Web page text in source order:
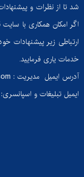
شد تا از نظرات و
اگر امکان همکاری با سایت
ارتباطی زیر پیشنهادات
خدمات یاری فرمایید.
آدرس ایمیل مدیریت :
ایمیل تبلیغات و اسپانسری: